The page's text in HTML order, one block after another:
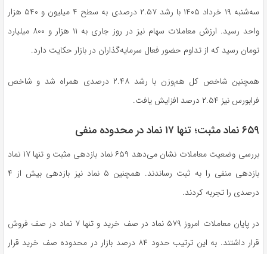
سه‌شنبه ۱۹ خرداد ۱۴۰۵ با رشد ۲.۵۷ درصدی به سطح ۴ میلیون و ۵۴۰ هزار
واحد رسید. ارزش معاملات سهام نیز در روز جاری به ۱۱ هزار و ۸۰۰ میلیارد
تومان رسید که از تداوم حضور فعال سرمایه‌گذاران در بازار حکایت دارد.
همچنین شاخص کل هم‌وزن با رشد ۲.۴۸ درصدی همراه شد و شاخص
فرابورس نیز ۲.۵۴ درصد افزایش یافت.
۶۵۹ نماد مثبت؛ تنها ۱۷ نماد در محدوده منفی
بررسی وضعیت معاملات نشان می‌دهد ۶۵۹ نماد بازدهی مثبت و تنها ۱۷ نماد
بازدهی منفی را به ثبت رساندند. همچنین ۵ نماد نیز بازدهی بیش از ۴
درصدی را تجربه کردند.
در پایان معاملات امروز ۵۷۹ نماد در صف خرید و تنها ۷ نماد در صف فروش
قرار داشتند. به این ترتیب حدود ۸۴ درصد بازار در محدوده صف خرید قرار